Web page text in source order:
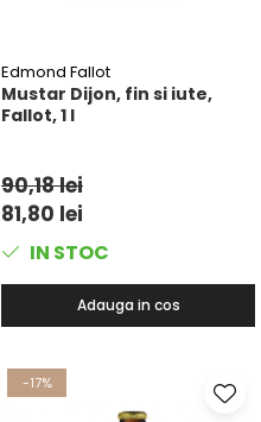
Edmond Fallot
Mustar Dijon, fin si iute,
Fallot, 1 l
90,18 lei
81,80 lei
IN STOC
Adauga in cos
-17%